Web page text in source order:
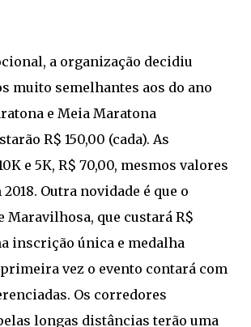
a organização decidiu
muito semelhantes aos do ano
e Meia Maratona
R$ 150,00 (cada). As
e 5K, R$ 70,00, mesmos valores
Outra novidade é que o
Maravilhosa, que custará R$
inscrição única e medalha
vez o evento contará com
Os corredores
longas distâncias terão uma